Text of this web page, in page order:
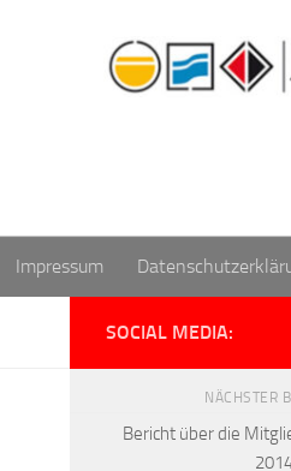
Impressum
SOCIAL MEDIA:
NÄCHSTER
Bericht über die